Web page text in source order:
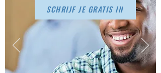
SCHRIJF JE GRATIS IN